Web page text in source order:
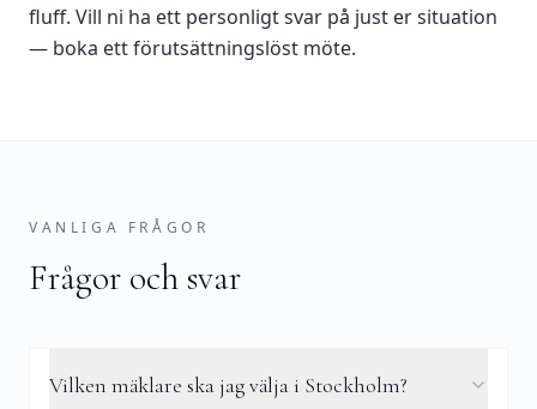
fluff. Vill ni ha ett personligt svar på just er situation
— boka ett förutsättningslöst möte.
VANLIGA FRÅGOR
Frågor och svar
Vilken mäklare ska jag välja i Stockholm?